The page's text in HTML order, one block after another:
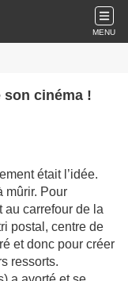
MENU
son cinéma !
était l’idée.
mûrir. Pour
au carrefour de la
postal, centre de
et donc pour créer
ressorts.